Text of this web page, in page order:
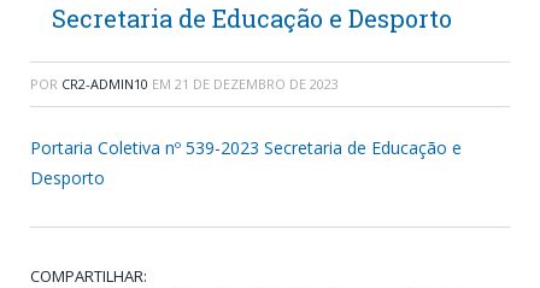
Secretaria de Educação e Desporto
POR CR2-ADMIN10 EM 21 DE DEZEMBRO DE 2023
Portaria Coletiva nº 539-2023 Secretaria de Educação e
Desporto
COMPARTILHAR: